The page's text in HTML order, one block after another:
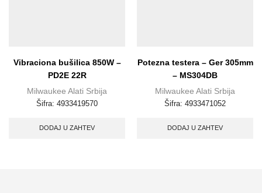
Vibraciona bušilica 850W –
PD2E 22R
Milwaukee Alati Srbija
Šifra: 4933419570
DODAJ U ZAHTEV
Potezna testera – Ger 305mm
– MS304DB
Milwaukee Alati Srbija
Šifra: 4933471052
DODAJ U ZAHTEV